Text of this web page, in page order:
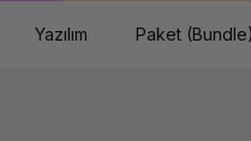
Yazılım Paket